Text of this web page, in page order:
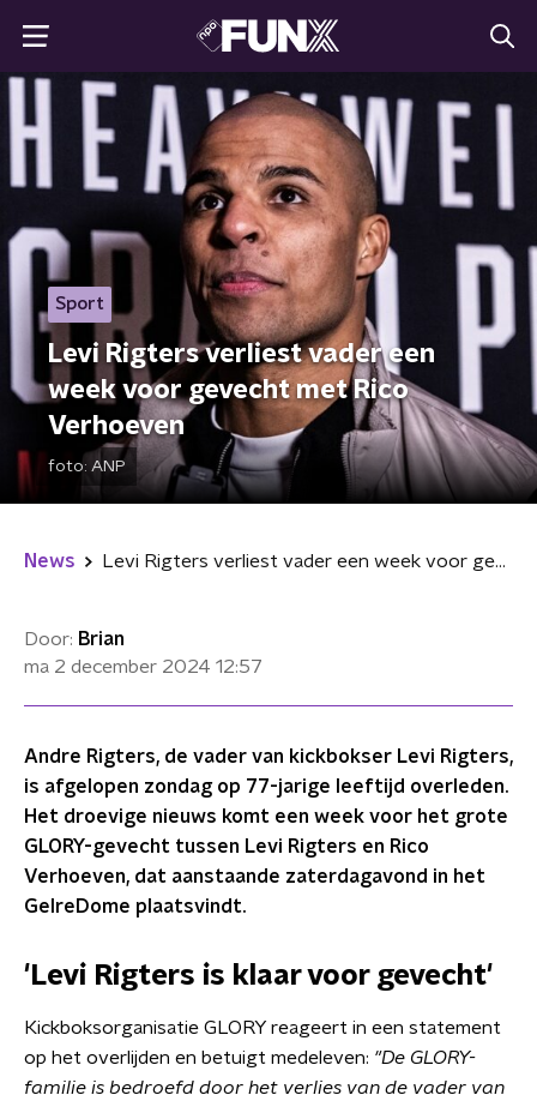
Sport
Levi Rigters verliest vader een
week voor gevecht met Rico
Verhoeven
foto: ANP
News Levi Rigters verliest vader een week voor gevecht met Rico Verhoeven
Door: Brian
ma 2 december 2024 12:57
Andre Rigters, de vader van kickbokser Levi Rigters,
is afgelopen zondag op 77-jarige leeftijd overleden.
Het droevige nieuws komt een week voor het grote
GLORY-gevecht tussen Levi Rigters en Rico
Verhoeven, dat aanstaande zaterdagavond in het
GelreDome plaatsvindt.
'Levi Rigters is klaar voor gevecht'
Kickboksorganisatie GLORY reageert in een statement
op het overlijden en betuigt medeleven: "De GLORY-
familie is bedroefd door het verlies van de vader van